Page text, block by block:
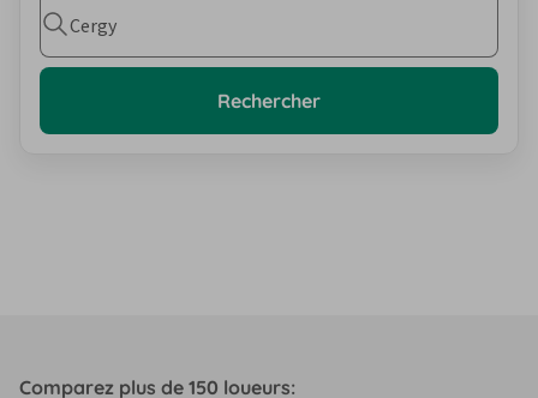
Cergy
Rechercher
Comparez plus de 150 loueurs: